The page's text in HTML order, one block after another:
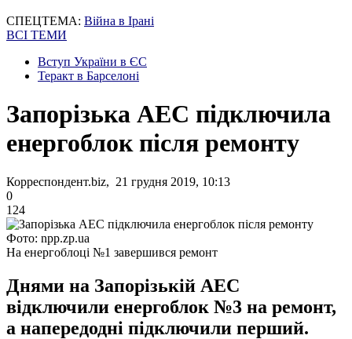
СПЕЦТЕМА: Війна в Ірані
ВСІ ТЕМИ
Вступ України в ЄС
Теракт в Барселоні
Запорізька АЕС підключила
енергоблок після ремонту
Корреспондент.biz, 21 грудня 2019, 10:13
0
124
Фото: npp.zp.ua
На енергоблоці №1 завершився ремонт
Днями на Запорізькій АЕС
відключили енергоблок №3 на ремонт,
а напередодні підключили перший.